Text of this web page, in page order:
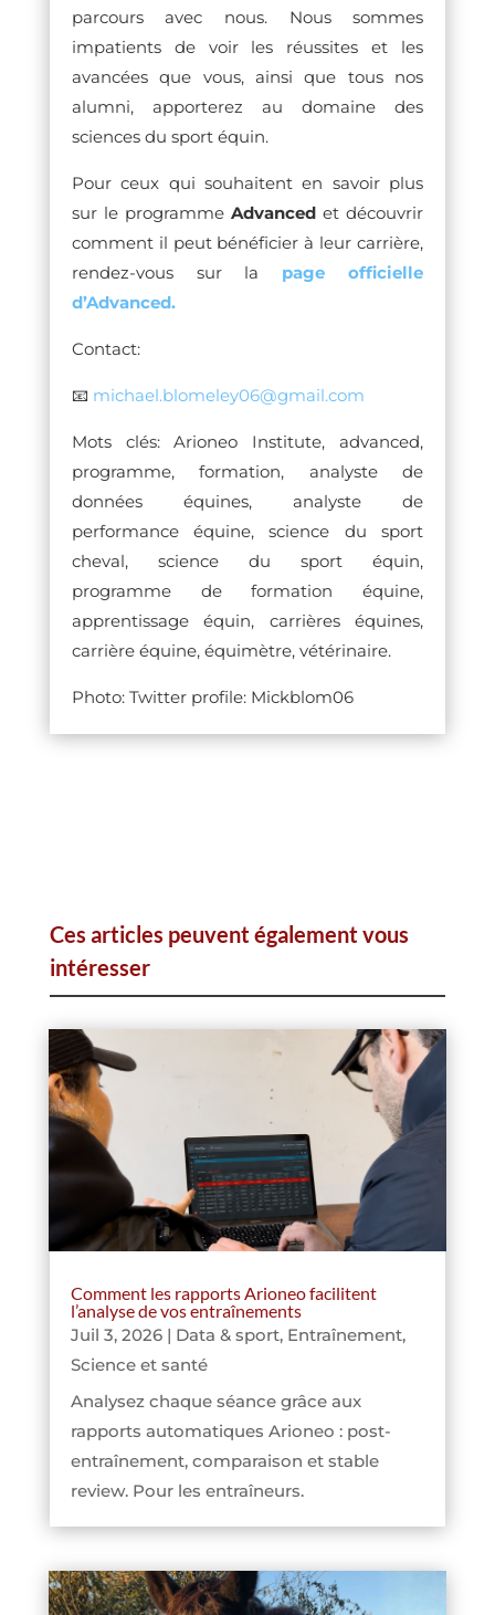
parcours avec nous. Nous sommes
impatients de voir les réussites et les
avancées que vous, ainsi que tous nos
alumni, apporterez au domaine des
sciences du sport équin.
Pour ceux qui souhaitent en savoir plus
sur le programmeAdvanced et découvrir
comment il peut bénéficier à leur carrière,
rendez-vous sur la page officielle
d’Advanced.
Contact:
📧 michael.blomeley06@gmail.com
Mots clés: Arioneo Institute, advanced,
programme, formation, analyste de
données équines, analyste de
performance équine, science du sport
cheval, science du sport équin,
programme de formation équine,
apprentissage équin, carrières équines,
carrière équine, équimètre, vétérinaire.
Photo: Twitter profile: Mickblom06
Ces articles peuvent également vous
intéresser
Comment les rapports Arioneo facilitent
l’analyse de vos entraînements
Juil 3, 2026| Data & sport, Entraînement,
Science et santé
Analysez chaque séance grâce aux
rapports automatiques Arioneo : post-
entraînement, comparaison et stable
review. Pour les entraîneurs.